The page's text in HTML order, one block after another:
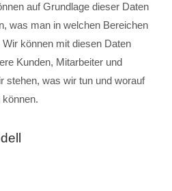
auf Grundlage dieser Daten
was man in welchen Bereichen
können mit diesen Daten
Kunden, Mitarbeiter und
stehen, was wir tun und worauf